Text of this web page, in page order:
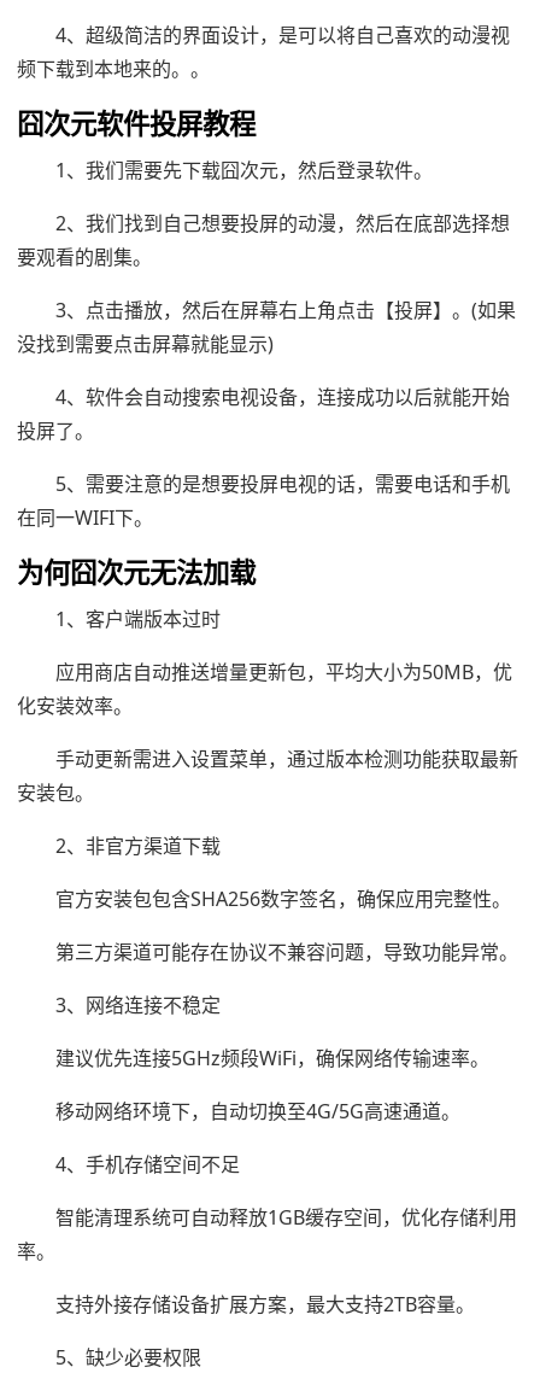
4、超级简洁的界面设计，是可以将自己喜欢的动漫视
频下载到本地来的。。
囧次元软件投屏教程
1、我们需要先下载囧次元，然后登录软件。
2、我们找到自己想要投屏的动漫，然后在底部选择想
要观看的剧集。
3、点击播放，然后在屏幕右上角点击【投屏】。(如果
没找到需要点击屏幕就能显示)
4、软件会自动搜索电视设备，连接成功以后就能开始
投屏了。
5、需要注意的是想要投屏电视的话，需要电话和手机
在同一WIFI下。
为何囧次元无法加载
1、客户端版本过时
应用商店自动推送增量更新包，平均大小为50MB，优
化安装效率。
手动更新需进入设置菜单，通过版本检测功能获取最新
安装包。
2、非官方渠道下载
官方安装包包含SHA256数字签名，确保应用完整性。
第三方渠道可能存在协议不兼容问题，导致功能异常。
3、网络连接不稳定
建议优先连接5GHz频段WiFi，确保网络传输速率。
移动网络环境下，自动切换至4G/5G高速通道。
4、手机存储空间不足
智能清理系统可自动释放1GB缓存空间，优化存储利用
率。
支持外接存储设备扩展方案，最大支持2TB容量。
5、缺少必要权限